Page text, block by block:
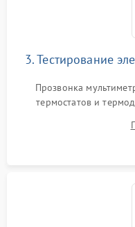
3. Тестирование
Прозвонка
термостатов и
модуля, реле, диодных
индукции). Проверка